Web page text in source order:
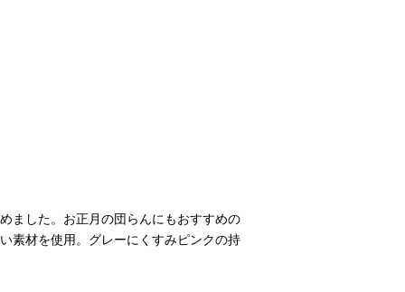
ました。お正月の団らんにもおすすめの
素材を使用。グレーにくすみピンクの持